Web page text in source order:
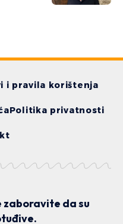
i pravila korištenja
Politika privatnosti
zaboravite da su